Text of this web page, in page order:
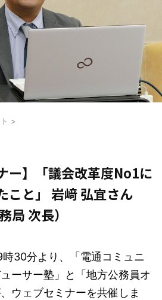
>
ー】「議会改革度No1に
こと」 岩﨑 弘宜さん
局 次長）
30分より、「電通コミュニ
ーサー塾」と「地方公務員オ
ウェブセミナーを共催しま